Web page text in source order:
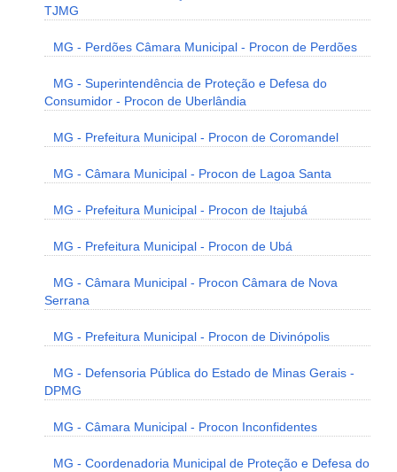
TJMG
MG - Perdões Câmara Municipal - Procon de Perdões
MG - Superintendência de Proteção e Defesa do
Consumidor - Procon de Uberlândia
MG - Prefeitura Municipal - Procon de Coromandel
MG - Câmara Municipal - Procon de Lagoa Santa
MG - Prefeitura Municipal - Procon de Itajubá
MG - Prefeitura Municipal - Procon de Ubá
MG - Câmara Municipal - Procon Câmara de Nova
Serrana
MG - Prefeitura Municipal - Procon de Divinópolis
MG - Defensoria Pública do Estado de Minas Gerais -
DPMG
MG - Câmara Municipal - Procon Inconfidentes
MG - Coordenadoria Municipal de Proteção e Defesa do